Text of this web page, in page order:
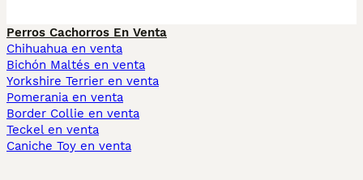
Perros Cachorros En Venta
Chihuahua en venta
Bichón Maltés en venta
Yorkshire Terrier en venta
Pomerania en venta
Border Collie en venta
Teckel en venta
Caniche Toy en venta